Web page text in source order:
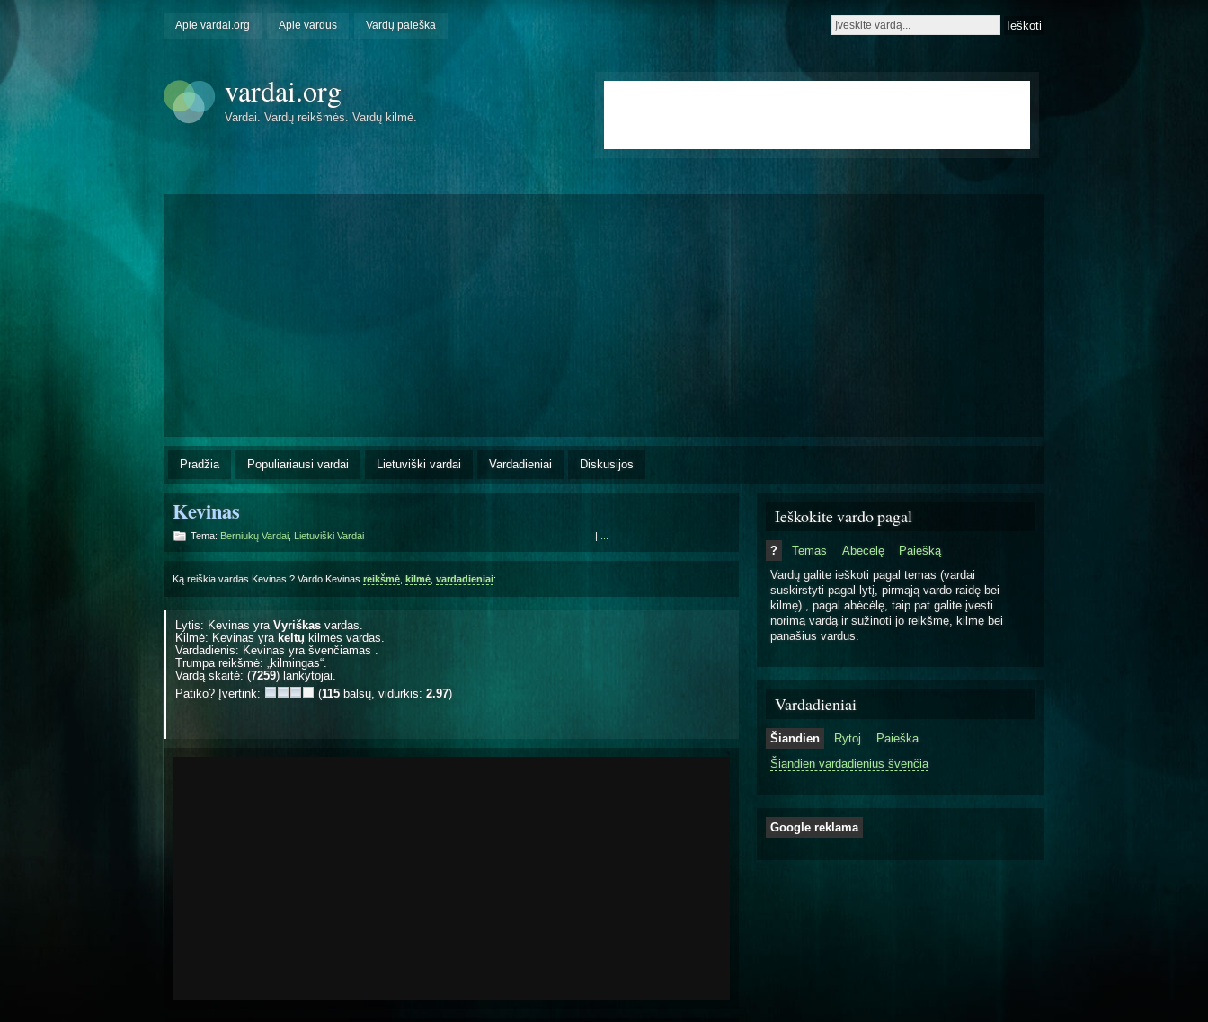
Apie vardai.org Apie vardus Vardų paieška
vardai.org
Vardai. Vardų reikšmės. Vardų kilmė.
Pradžia Populiariausi vardai Lietuviški vardai Vardadieniai Diskusijos
Kevinas
Tema: Berniukų Vardai Lietuviški Vardai |
Ką reiškia vardas Kevinas ? Vardo Kevinas reikšmė kilmė vardadieniai:
Lytis: Kevinas yra Vyriškas vardas.
Kilmė: Kevinas yra keltų kilmės vardas.
Vardadienis: Kevinas yra švenčiamas
Trumpa reikšmė: „kilmingas“.
Vardą skaitė: (7259) lankytojai.
Patiko? Įvertink:
(115 balsų, vidurkis: 2.97)
Ieškokite vardo pagal
? Temas Abėcėlę
Paiešką
Vardų galite ieškoti pagal temas (vardai
suskirstyti pagal lytį, pirmąją vardo raidę bei
kilmę) , pagal abėcėlę, taip pat galite įvesti
norimą vardą ir sužinoti jo reikšmę, kilmę bei
panašius vardus.
Vardadieniai
Šiandien Rytoj
Paieška
Šiandien vardadienius švenčia
Google reklama